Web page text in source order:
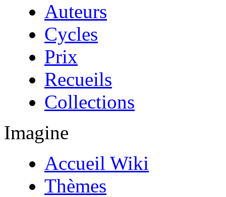
Auteurs
Cycles
Prix
Recueils
Collections
Imagine
Accueil Wiki
Thèmes